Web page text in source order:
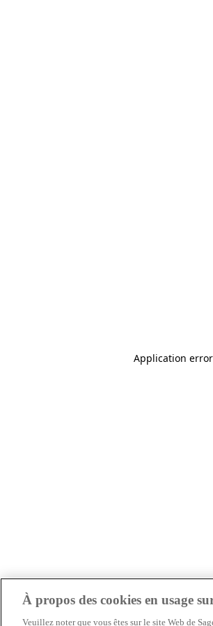
Application
À propos des cookies en usage
Veuillez noter que vous êtes sur le site Web de